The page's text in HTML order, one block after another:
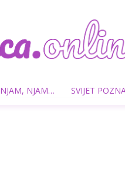
Frendica.online
NJAM, NJAM… SVIJET